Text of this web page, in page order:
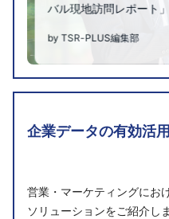
バル現地訪問レポート
by TSR-PLUS編集部
企業データの有効活用
営業・マーケティングにお
ソリューションをご紹介し